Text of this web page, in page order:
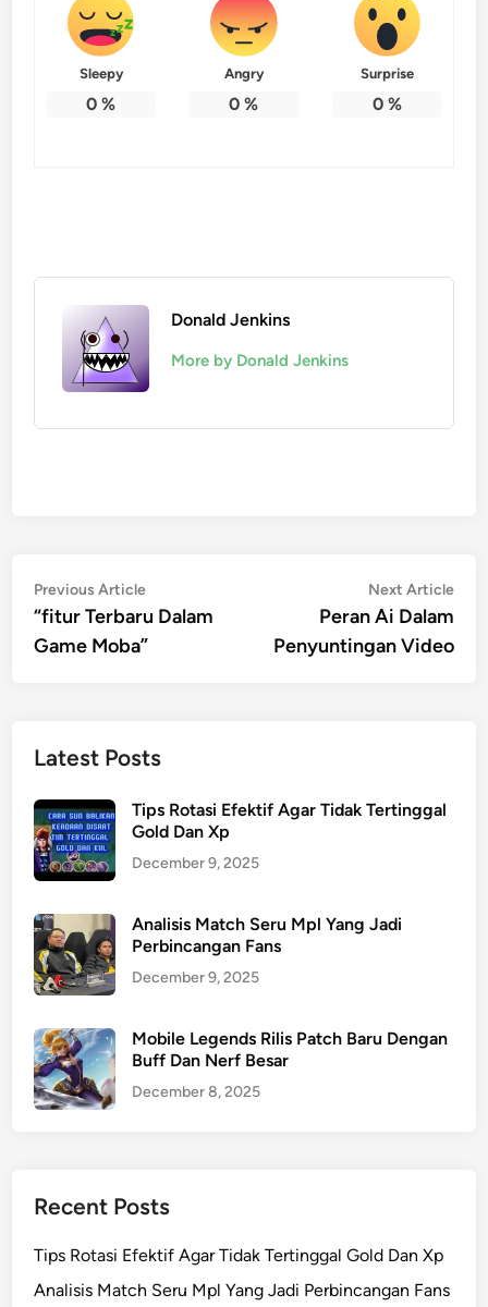
Sleepy
0 %
Angry
0 %
Surprise
0%
Donald Jenkins
More by Donald Jenkins
Post
navigation
Previous ArticlePrevious
article:
“fitur Terbaru Dalam
Game Moba”
Next Article
Peran Ai Dalam
Penyuntingan Video
Latest Posts
Tips Rotasi Efektif Agar Tidak Tertinggal
Gold Dan Xp
December 9, 2025
Analisis Match Seru Mpl Yang Jadi
Perbincangan Fans
December 9, 2025
Mobile Legends Rilis Patch Baru Dengan
Buff Dan Nerf Besar
December 8, 2025
Recent Posts
Tips Rotasi Efektif Agar Tidak Tertinggal Gold Dan Xp
Analisis Match Seru Mpl Yang Jadi Perbincangan Fans